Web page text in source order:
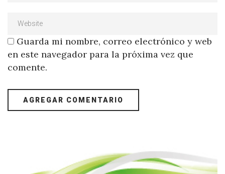
Guarda mi nombre, correo electrónico y web
en este navegador para la próxima vez que
comente.